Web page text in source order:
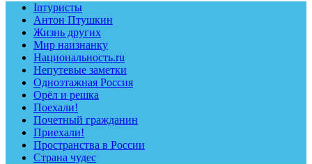
Inтуристы
Антон Птушкин
Жизнь других
Мир наизнанку
Национальность.ru
Непутевые заметки
Одноэтажная Россия
Орёл и решка
Поехали!
Почетный гражданин
Приехали!
Пространства в России
Страна чудес